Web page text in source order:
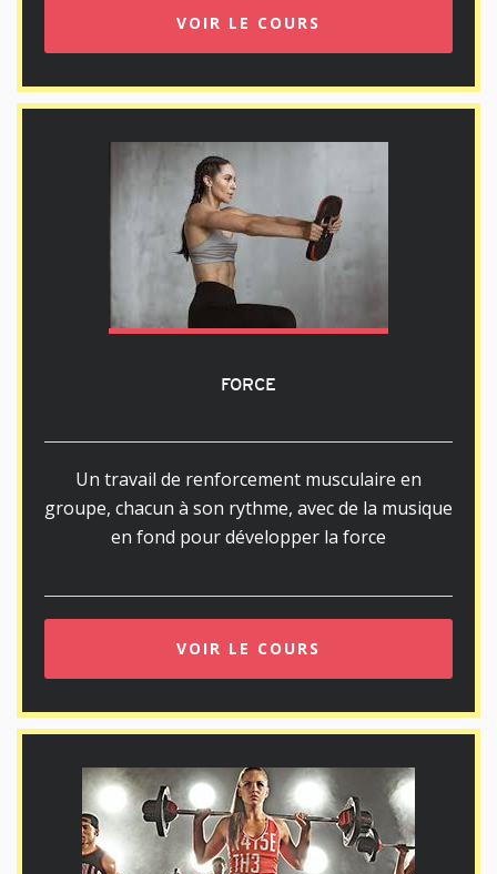
VOIR LE COURS
FORCE
Un travail de renforcement musculaire en
groupe, chacun à son rythme, avec de la musique
en fond pour développer la force
VOIR LE COURS